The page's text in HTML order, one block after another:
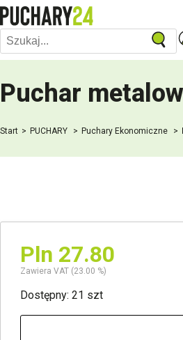
Puchar
Start PUCHARY Puchary Ekonomiczne
Pln 27.80
Zawiera VAT (23.00 %)
Dostępny: 21 szt